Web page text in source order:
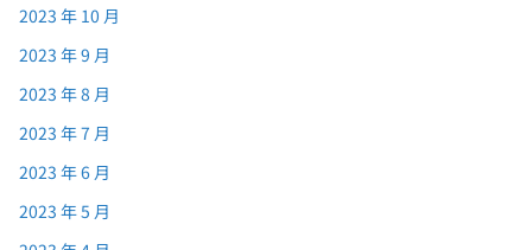
2023 年 10 月
2023 年 9 月
2023 年 8 月
2023 年 7 月
2023 年 6 月
2023 年 5 月